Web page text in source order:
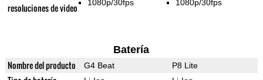
resoluciones de video 1080p/30fps 1080p/30fps
Batería
Nombre del producto G4 Beat P8 Lite